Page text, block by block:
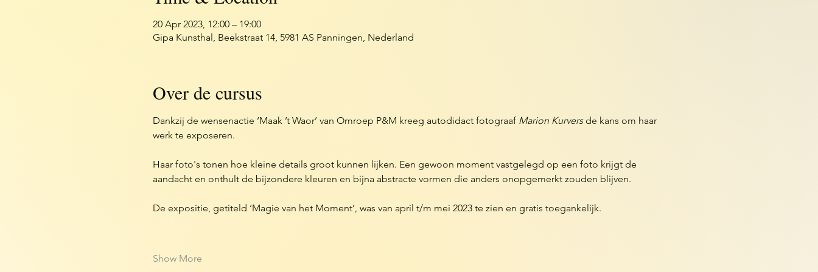
20 Apr 2023, 12:00 – 19:00
Gipa Kunsthal, Beekstraat 14, 5981 AS Panningen, Nederland
Over de cursus
Dankzij de wensenactie ‘Maak ’t Waor’ van Omroep P&M kreeg autodidact fotograaf Marion Kurvers de kans om haar
werk te exposeren.
Haar foto's tonen hoe kleine details groot kunnen lijken. Een gewoon moment vastgelegd op een foto krijgt de
aandacht en onthult de bijzondere kleuren en bijna abstracte vormen die anders onopgemerkt zouden blijven.
De expositie, getiteld ‘Magie van het Moment’, was van april t/m mei 2023 te zien en gratis toegankelijk.
Show More